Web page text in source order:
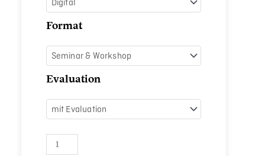
Format
Evaluation